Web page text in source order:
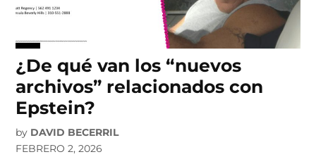
¿De qué van los “nuevos
archivos” relacionados con
Epstein?
by DAVID BECERRIL
FEBRERO 2, 2026